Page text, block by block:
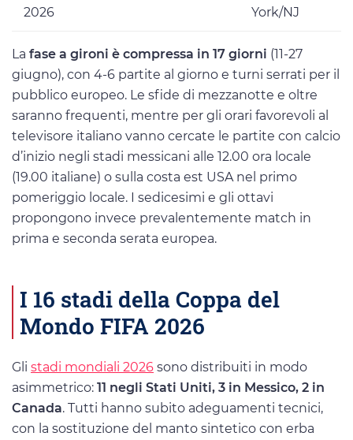
2026
York/NJ
La fase a gironi è compressa in 17 giorni (11-27
giugno), con 4-6 partite al giorno e turni serrati per il
pubblico europeo. Le sfide di mezzanotte e oltre
saranno frequenti, mentre per gli orari favorevoli al
televisore italiano vanno cercate le partite con calcio
d’inizio negli stadi messicani alle 12.00 ora locale
(19.00 italiane) o sulla costa est USA nel primo
pomeriggio locale. I sedicesimi e gli ottavi
propongono invece prevalentemente match in
prima e seconda serata europea.
I 16 stadi della Coppa del
Mondo FIFA 2026
Gli stadi mondiali 2026 sono distribuiti in modo
asimmetrico: 11 negli Stati Uniti, 3 in Messico, 2 in
Canada. Tutti hanno subito adeguamenti tecnici,
con la sostituzione del manto sintetico con erba